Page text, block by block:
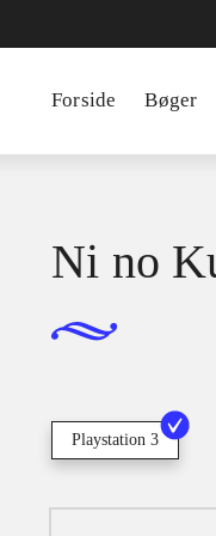
Forside Bøger
Ni no
Playstation 3